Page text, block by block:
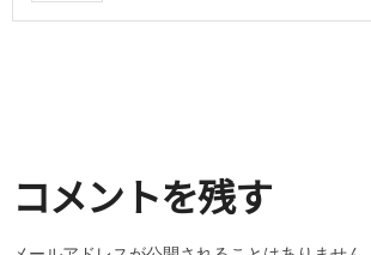
コメントを残す